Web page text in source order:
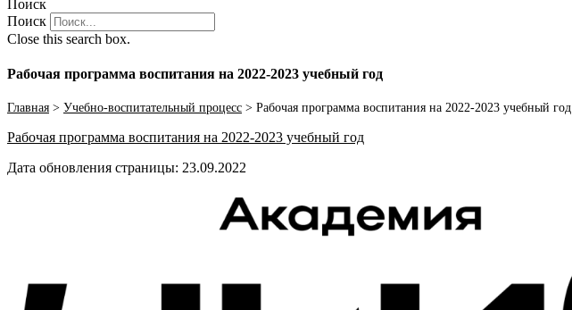
Поиск
Поиск
Close this search box.
Рабочая программа воспитания на 2022-2023 учебный год
Главная > Учебно-воспитательный процесс > Рабочая программа воспитания на 2022-2023 учебный год
Рабочая программа воспитания на 2022-2023 учебный год
Дата обновления страницы: 23.09.2022